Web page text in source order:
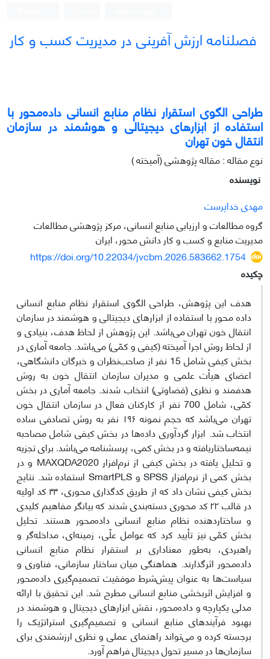
فصلنامه ارزش آفرینی در مدیریت کسب و کار
طراحی الگوی استقرار نظام منابع انسانی داده‌محور با
استفاده از ابزارهای دیجیتالی و هوشمند در سازمان
انتقال خون تهران
نوع مقاله : مقاله پژوهشی (آمیخته )
نویسنده
مهدی خداپرست
گروه مطالعات و ارزیابی منابع انسانی، مرکز پژوهشی مطالعات
مدیریت منابع و کسب و کار دانش محور، ایران
https://doi.org/10.22034/jvcbm.2026.583662.1754
چکیده
هدف این پژوهش، طراحی الگوی استقرار نظام منابع انسانی
داده محور با استفاده از ابزارهای دیجیتالی و هوشمند در سازمان
انتقال خون تهران می‌باشد. این پژوهش از لحاظ هدف، بنیادی و
از لحاظ روش اجرا آمیخته (کیفی و کمّی) می‌باشد. جامعه آماری در
بخش کیفی شامل 15 نفر از صاحب‌نظران و خبرگان دانشگاهی،
اعضای هیأت علمی و مدیران سازمان انتقال خون به روش
هدفمند و نظری (قضاوتی) انتخاب شدند. جامعه آماری در بخش
کمّی، شامل 700 نفر از کارکنان فعال در سازمان انتقال خون
تهران می‌باشد که حجم نمونه ۱۹۶ نفر به روش تصادفی ساده
انتخاب شد. ابزار گردآوری داده‌ها در بخش کیفی شامل مصاحبه
نیمه‌ساختاریافته و در بخش کمی، پرسشنامه می‌باشد. برای تجزیه
و تحلیل یافته در بخش کیفی از نرم‌افزار MAXQDA2020 و در
بخش کمی از نرم‌افزار SPSS و SmartPLS استفاده شد. نتایج
بخش کیفی نشان داد که از طریق کدگذاری محوری، ۴۴ کد اولیه
در قالب ۲۲ کد محوری دسته‌بندی شدند که بیانگر مفاهیم کلیدی
و ساختاردهنده نظام منابع انسانی داده‌محور هستند. تحلیل
بخش کمّی نیز تأیید کرد که عوامل علّی، زمینه‌ای، مداخله‌گر و
راهبردی، به‌طور معناداری بر استقرار نظام منابع انسانی
داده‌محور اثرگذارند. هماهنگی میان ساختار سازمانی، فناوری و
سیاست‌ها به عنوان پیش‌شرط موفقیت تصمیم‌گیری داده‌محور
و افزایش اثربخشی منابع انسانی مطرح شد. این تحقیق با ارائه
مدلی یکپارچه و داده‌محور، نقش ابزارهای دیجیتال و هوشمند در
بهبود فرآیندهای منابع انسانی و تصمیم‌گیری استراتژیک را
برجسته کرده و می‌تواند راهنمای عملی و نظری ارزشمندی برای
سازمان‌ها در مسیر تحول دیجیتال فراهم آورد.